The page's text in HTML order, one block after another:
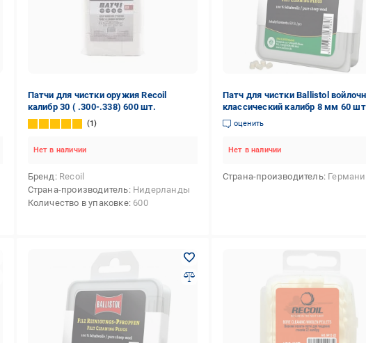
Патчи для чистки оружия Recoil
калибр 30 ( .300-.338) 600 шт.
1
Нет в наличии
Бренд Recoil
Страна-производитель Нидерланды
Количество в упаковке 600
Патч для чистки Ballistol
классический калибр 8 мм 60
(71333)
оценить
Нет в наличии
Страна-производитель